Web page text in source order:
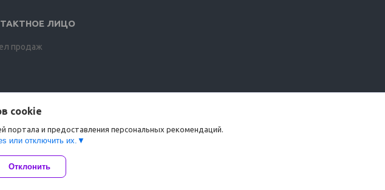
продаж
Deal.by
cookies
cookie
портала и предоставления персональных рекомендаций.
или отключить их.
Отклонить